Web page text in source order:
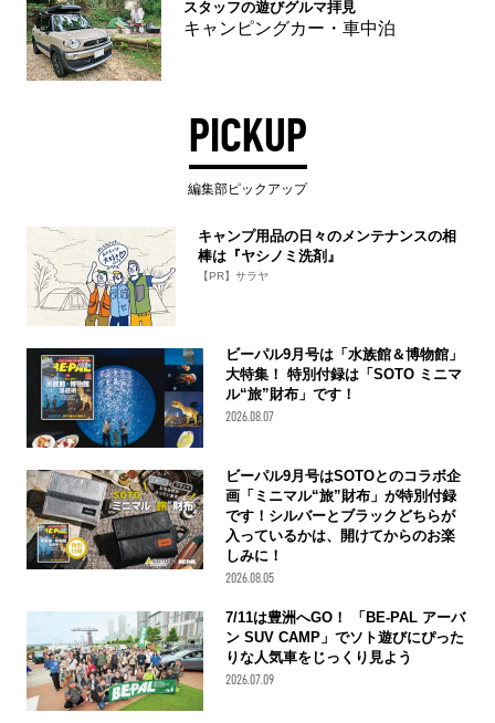
スタッフの遊びグルマ拝見
キャンピングカー・車中泊
PICKUP
編集部ピックアップ
キャンプ用品の日々のメンテナンスの相
棒は『ヤシノミ洗剤』
【PR】サラヤ
ビーパル9月号は「水族館＆博物館」
大特集！ 特別付録は「SOTO ミニマ
ル“旅”財布」です！
2026.08.07
ビーパル9月号はSOTOとのコラボ企
画「ミニマル“旅”財布」が特別付録
です！シルバーとブラックどちらが
入っているかは、開けてからのお楽
しみに！
2026.08.05
7/11は豊洲へGO！ 「BE-PAL アーバ
ン SUV CAMP」でソト遊びにぴった
りな人気車をじっくり見よう
2026.07.09